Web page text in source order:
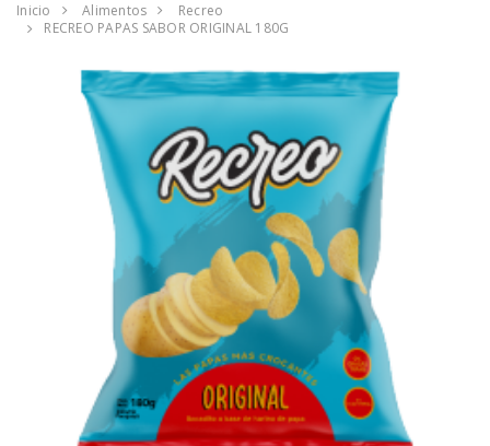
Inicio Alimentos
Recreo
RECREO PAPAS SABOR ORIGINAL 180G